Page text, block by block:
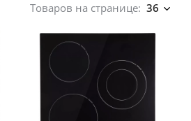
Товаров на странице: 36